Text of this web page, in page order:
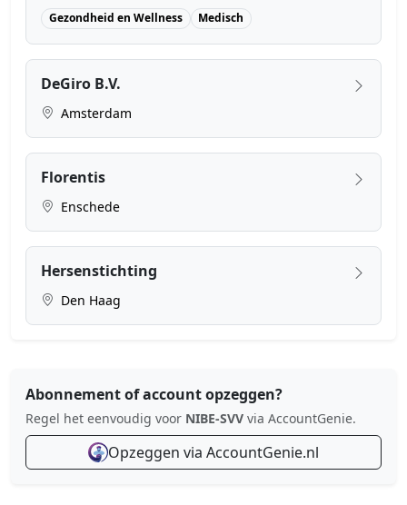
Gezondheid en Wellness Medisch
DeGiro B.V.
Amsterdam
Florentis
Enschede
Hersenstichting
Den Haag
Abonnement of account opzeggen?
Regel het eenvoudig voor NIBE-SVV via AccountGenie.
Opzeggen via AccountGenie.nl